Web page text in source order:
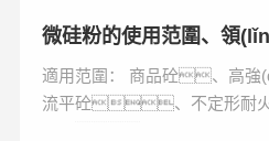
微硅粉的使用范圍、領
適用范圍： 商品砼、高強(qiáng)度砼、自
流平砼、不定形耐火